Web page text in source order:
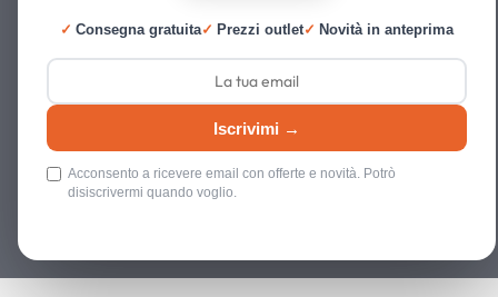
✓ Consegna gratuita✓ Prezzi outlet✓ Novità in anteprima
Iscrivimi →
Acconsento a ricevere email con offerte e novità. Potrò
disiscrivermi quando voglio.